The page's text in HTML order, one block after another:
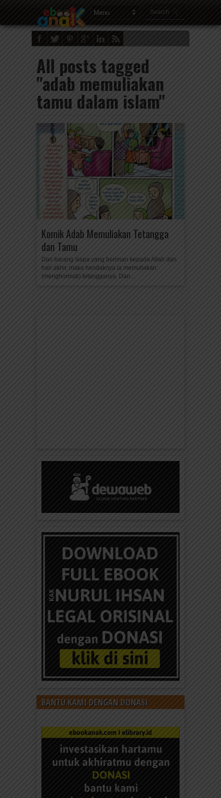
All posts tagged
"adab memuliakan
tamu dalam islam"
Komik Adab Memuliakan Tetangga
dan Tamu
Dan barang siapa yang beriman kepada Allah dan
hari akhir, maka hendaknya ia memuliakan
(menghormati) tetangganya. Dan...
BANTU KAMI DENGAN DONASI